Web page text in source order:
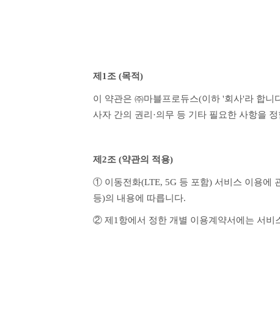
제1조 (목적)
이 약관은 ㈜마블프로듀스(이하 '회사'라 합
사자 간의 권리·의무 등 기타 필요한 사항을
제2조 (약관의 적용)
① 이동전화(LTE, 5G 등 포함) 서비스 이용에
등)의 내용에 따릅니다.
② 제1항에서 정한 개별 이용계약서에는 서비